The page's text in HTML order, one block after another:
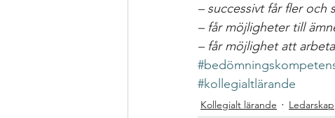
– successivt får fler och
– får möjligheter till
– får möjlighet att
#kollegialtlärande
Kollegialt lärande Ledarskap